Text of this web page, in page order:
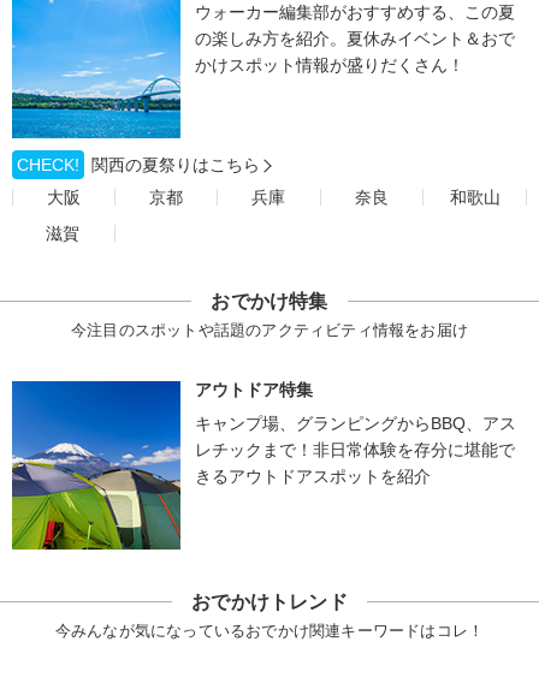
ウォーカー編集部がおすすめする、この夏
の楽しみ方を紹介。夏休みイベント＆おで
かけスポット情報が盛りだくさん！
CHECK!
関西の夏祭りはこちら
大阪
京都 兵庫 奈良
和歌山
滋賀
おでかけ特集
今注目のスポットや話題のアクティビティ情報をお届け
アウトドア特集
キャンプ場、グランピングからBBQ、アス
レチックまで！非日常体験を存分に堪能で
きるアウトドアスポットを紹介
おでかけトレンド
今みんなが気になっているおでかけ関連キーワードはコレ！